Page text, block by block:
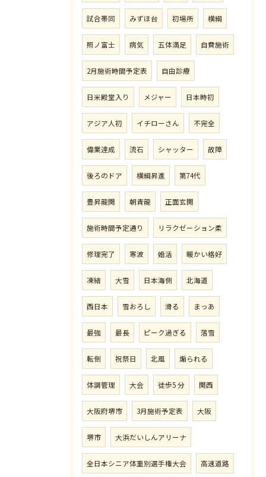
試合帯同 みずほ台 初場所 横綱
照ノ富士 病気 五体満足 自費施術
2月施術時間予定表 自由診療
日米殿堂入り メジャー 日本時初
アジア人初 イチローさん 不完全
偉業達成 流石 シャッター 故障
後ろのドア 横綱昇進 第74代
豊昇龍関 朝青龍 正面玄関
施術時間予定通り リラクゼーション柔
修理完了 寒波 婚活 暖かい格好
凍結 大雪 日本海側 北海道
西日本 雪おろし 滑る まっあ
最強 最長 ピーク過ぎる 落雪
転倒 祝祭日 北風 煽られる
体調管理 大会 徒歩5 分 関西
大阪府堺市 3月施術予定表 大阪
堺市 大浜だいしんアリーナ
全日本シニア体重別選手権大会 高速道路